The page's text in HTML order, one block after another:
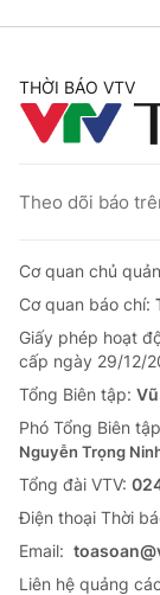
Góc doanh
Truyền hình
Phim VTV
Hậu trường
Giải sao mai
Giải trí
Điện ảnh
Âm nhạc
Du lịch
Làm đẹp
Chất lượng
Tuyển sinh
Học trực tuyến
Công nghệ
Hitech Công
Sản phẩm
Thị trường
Tư vấn
Giao lưu trực
Lịch phát
Chuyên mục
Emagazine
THỜI BÁO VTV
Theo dõi báo
Cơ quan chủ
Cơ quan báo chí:
Giấy phép hoạt
cấp ngày 29/12/
Tổng Biên tập:
Phó Tổng Biên
Nguyễn Trọng
Tổng đài VTV:
Ðiện thoại Thời
Email:
Liên hệ quảng